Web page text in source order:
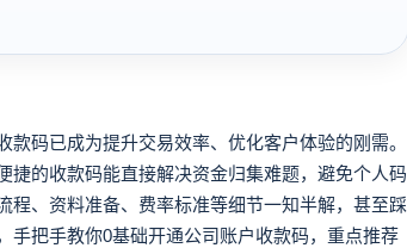
码已成为提升交易效率、优化客户体验的刚需。
捷的收款码能直接解决资金归集难题，避免个人码
程、资料准备、费率标准等细节一知半解，甚至踩
手把手教你0基础开通公司账户收款码，重点推荐